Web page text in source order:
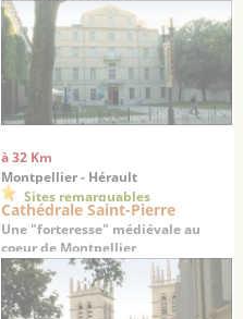
à 32 Km
Montpellier - Hérault
Sites remarquables
Cathédrale Saint-Pierre
Une "forteresse" médiévale au
coeur de Montpellier